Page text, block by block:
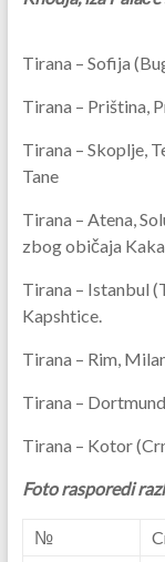
Tirana – Sofija
Tirana – Priština,
Tirana – Skoplje,
Tane
Tirana – Atena,
zbog običaja
Tirana – Istanbul
Kapshtice.
Tirana – Rim,
Tirana –
Tirana – Kotor
Foto rasporedi
№